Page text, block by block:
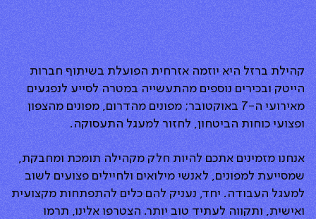
קהילת ברזל היא יוזמה אזרחית הפועלת בשיתוף חברות
הייטק ובכירים נוספים מהתעשייה במטרה לסייע לנפגעים
מאירועי ה-7 באוקטובר; מפונים מהדרום, מפונים מהצפון
ופצועי כוחות הביטחון, לחזור למעגל התעסוקה.
אנחנו מזמינים אתכם להיות חלק מקהילה תומכת ומחבקת,
שמסייעת למפונים, לאנשי מילואים ולחיילים פצועים לשוב
למעגל העבודה. יחד, נעניק להם כלים להתפתחות מקצועית
ואישית, ותקווה לעתיד טוב יותר. הצטרפו אלינו, תרמו